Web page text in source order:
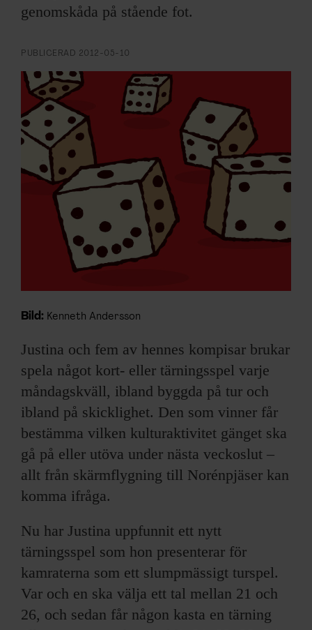
LYSSNA/PODD
SHOP
KONTAKTA F&F
SKRIV I F&F
PRENUMERERA PÅ F&F
ANNONSERA I F&F
OM F&F
genomskåda på stående fot.
PUBLICERAD 2012-05-10
Bild: Kenneth Andersson
Justina och fem av hennes kompisar brukar
spela något kort- eller tärningsspel varje
måndagskväll, ibland byggda på tur och
ibland på skicklighet. Den som vinner får
bestämma vilken kulturaktivitet gänget ska
gå på eller utöva under nästa veckoslut –
allt från skärmflygning till Norénpjäser kan
komma ifråga.
Nu har Justina uppfunnit ett nytt
tärningsspel som hon presenterar för
kamraterna som ett slumpmässigt turspel.
Var och en ska välja ett tal mellan 21 och
26, och sedan får någon kasta en tärning